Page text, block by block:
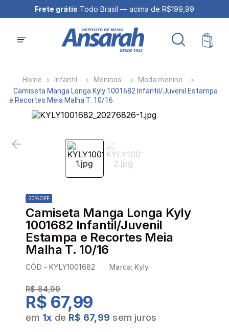
Frete grátis Todo Brasil — acima de R$199,99
Infantil Meninos
Moda menino
Camiseta Manga Longa Kyly 1001682 Infantil/Juvenil Estampa
e Recortes Meia Malha T. 10/16
20%OFF
Camiseta Manga Longa Kyly
1001682 Infantil/Juvenil
Estampa e Recortes Meia
Malha T. 10/16
CÓD -KYLY1001682 Marca:Kyly
R$ 84,99
R$ 67,99
em 1x de R$ 67,99 sem juros